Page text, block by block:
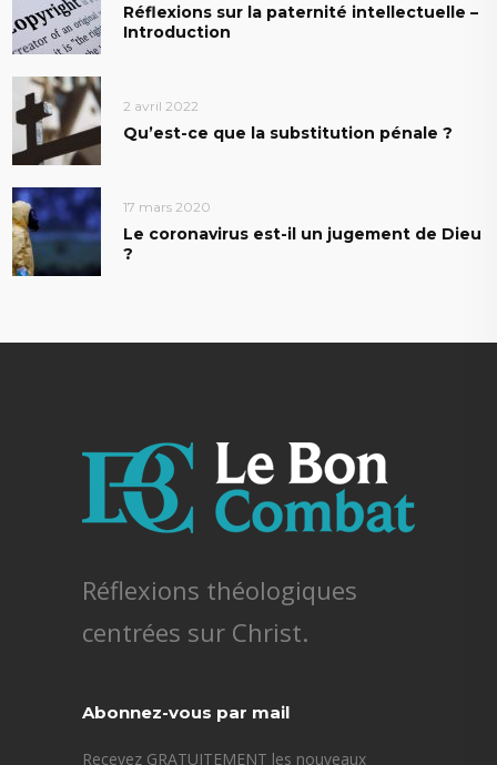
Réflexions sur la paternité intellectuelle –
Introduction
2 avril 2022
Qu’est-ce que la substitution pénale ?
17 mars 2020
Le coronavirus est-il un jugement de Dieu
?
Réflexions théologiques
centrées sur Christ.
Abonnez-vous par mail
Recevez GRATUITEMENT les nouveaux